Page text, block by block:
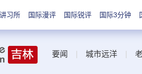
讲习所 国际漫评 国际锐评 国际3分钟
要闻 城市远洋